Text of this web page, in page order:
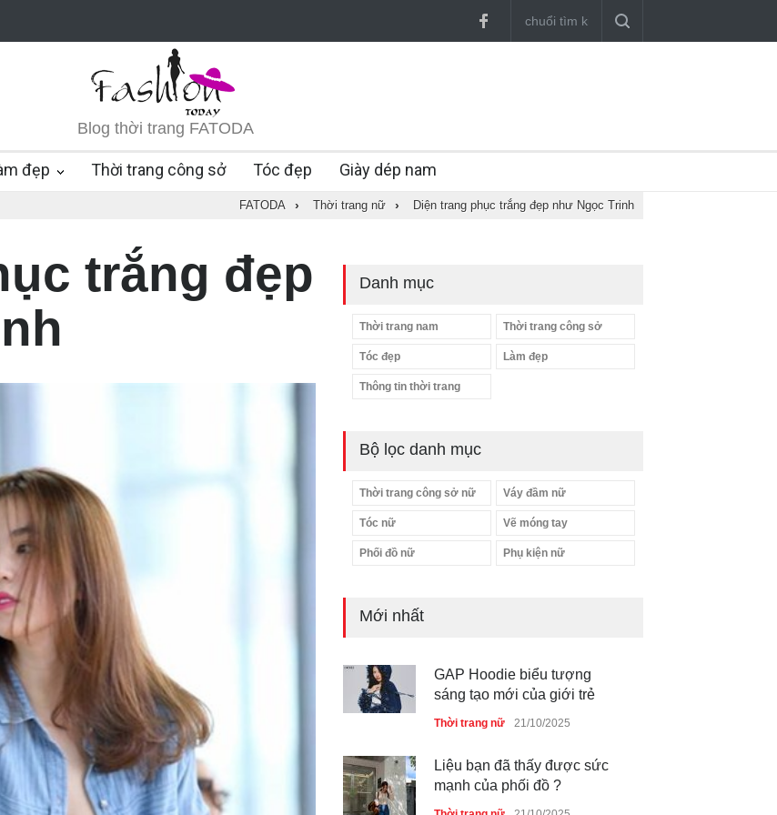
Blog thời trang FATODA
đẹp Thời trang công sở Tóc đẹp Giày dép nam
FATODA › Thời trang nữ › Diện trang phục trắng đẹp như Ngọc Trinh
trắng đẹp
Danh mục
Thời trang nam Thời trang công sở
Tóc đẹp Làm đẹp
Thông tin thời trang
Bộ lọc danh mục
Thời trang công sở nữ Váy đầm nữ
Tóc nữ Vẽ móng tay
Phối đồ nữ Phụ kiện nữ
Mới nhất
GAP Hoodie biểu tượng
sáng tạo mới của giới trẻ
Thời trang nữ 21/10/2025
Liệu bạn đã thấy được sức
mạnh của phối đồ ?